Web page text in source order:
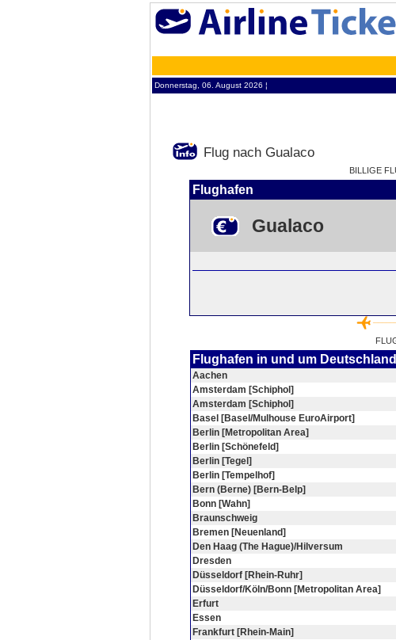
Donnerstag, 06. August 2026 ¦
Flug nach Gualaco
BILLIGE
Flughafen
Gualaco
Flughafen in und um Deutschland
Aachen
Amsterdam [Schiphol]
Amsterdam [Schiphol]
Basel [Basel/Mulhouse EuroAirport]
Berlin [Metropolitan Area]
Berlin [Schönefeld]
Berlin [Tegel]
Berlin [Tempelhof]
Bern (Berne) [Bern-Belp]
Bonn [Wahn]
Braunschweig
Bremen [Neuenland]
Den Haag (The Hague)/Hilversum
Dresden
Düsseldorf [Rhein-Ruhr]
Düsseldorf/Köln/Bonn [Metropolitan Area]
Erfurt
Essen
Frankfurt [Rhein-Main]